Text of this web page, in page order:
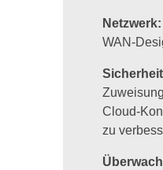
Netzwerk:
WAN-
Cloud-
zu